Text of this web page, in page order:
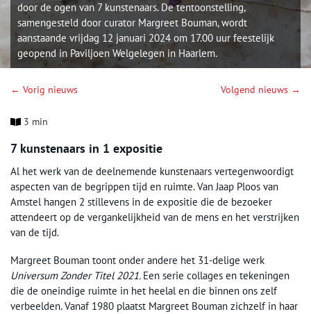
door de ogen van 7 kunstenaars. De tentoonstelling,
samengesteld door curator Margreet Bouman, wordt
aanstaande vrijdag 12 januari 2024 om 17.00 uur feestelijk
geopend in Paviljoen Welgelegen in Haarlem.
← Vorig nieuws Volgend nieuws →
3 min
7 kunstenaars in 1 expositie
Al het werk van de deelnemende kunstenaars vertegenwoordigt
aspecten van de begrippen tijd en ruimte. Van Jaap Ploos van
Amstel hangen 2 stillevens in de expositie die de bezoeker
attendeert op de vergankelijkheid van de mens en het verstrijken
van de tijd.
Margreet Bouman toont onder andere het 31-delige werk
Universum Zonder Titel 2021. Een serie collages en tekeningen
die de oneindige ruimte in het heelal en die binnen ons zelf
verbeelden. Vanaf 1980 plaatst Margreet Bouman zichzelf in haar